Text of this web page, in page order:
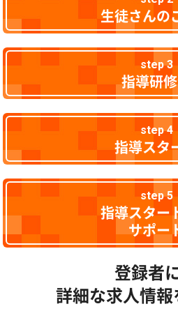
生徒さんの
step 3
指導研
step 4
指導スタ
step 5
指導スター
サポー
登録者
詳細な求人情報